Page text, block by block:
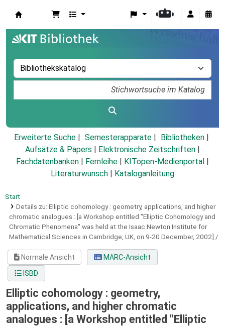
Erweiterte Suche Semesterapparate
Bibliotheken
Aufsätze & Papers
Elektronische Zeitschriften
Fachdatenbanken
Fernleihe KITopen-Medienportal
Literaturwunsch
Kataloganleitung
Start
Details zu: Elliptic cohomology : geometry, applications, and higher
chromatic analogues : [a Workshop entitled "Elliptic Cohomology and
Chromatic Phenomena" was held at the Isaac Newton Institute for
Mathematical Sciences in Cambridge, UK, on 9-20 December, 2002] /
Normale Ansicht
MARC-Ansicht
ISBD
Elliptic cohomology : geometry,
applications, and higher chromatic
analogues : [a Workshop entitled "Elliptic